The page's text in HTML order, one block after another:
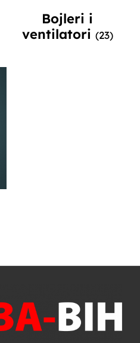
Bojleri i
ventilatori (23)